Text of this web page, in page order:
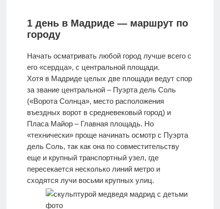
1 день в Мадриде — маршрут по
городу
Начать осматривать любой город лучше всего с
его «сердца», с центральной площади.
Хотя в Мадриде целых две площади ведут спор
за звание центральной – Пуэрта дель Соль
(«Ворота Солнца», место расположения
въездных ворот в средневековый город) и
Пласа Майор – Главная площадь. Но
«технически» проще начинать осмотр с Пуэрта
дель Соль, так как она по совместительству
еще и крупный транспортный узел, где
пересекается несколько линий метро и
сходятся лучи восьми крупных улиц.